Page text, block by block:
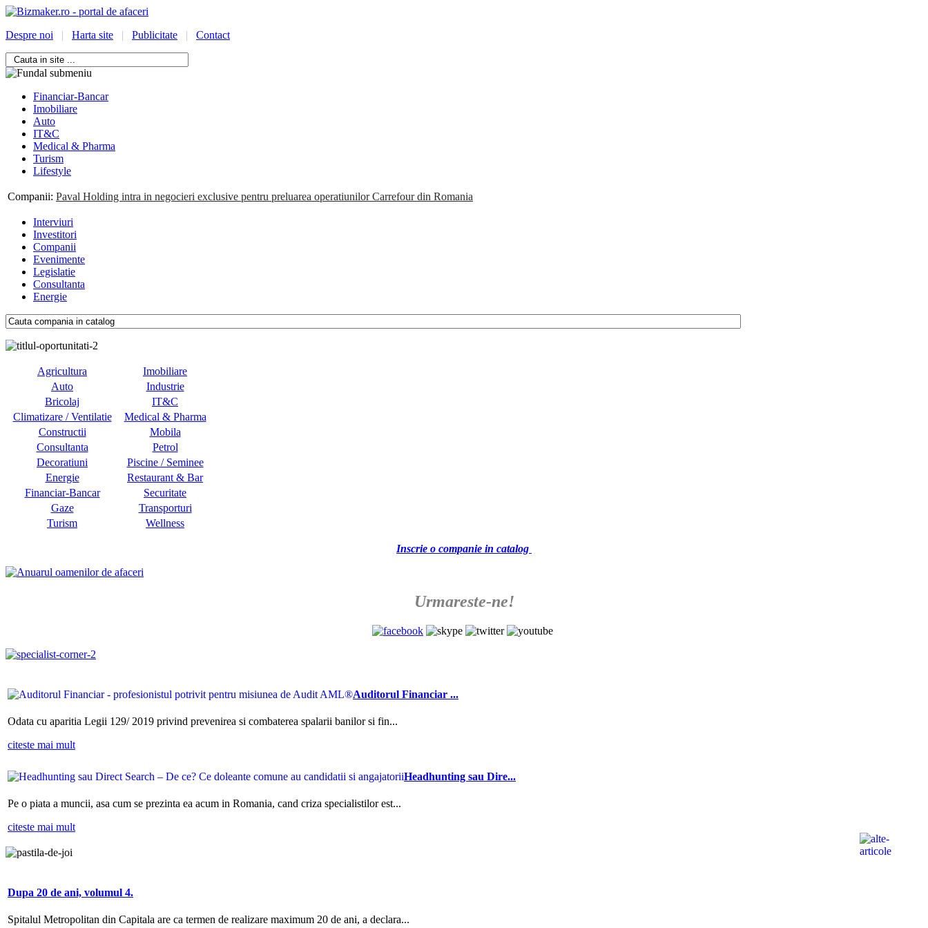
Despre noi | Harta site | Publicitate | Contact
Financiar-Bancar
Imobiliare
Auto
IT&C
Medical & Pharma
Turism
Lifestyle
Companii: Paval Holding intra in negocieri exclusive pentru preluarea operatiunilor Carrefour din Romania
Interviuri
Investitori
Companii
Evenimente
Legislatie
Consultanta
Energie
Agricultura
Imobiliare
Auto
Industrie
Bricolaj
IT&C
Climatizare / Ventilatie
Medical & Pharma
Constructii
Mobila
Consultanta
Petrol
Decoratiuni
Piscine / Seminee
Energie
Restaurant & Bar
Financiar-Bancar
Securitate
Gaze
Transporturi
Turism
Wellness
Inscrie o companie in catalog
oportunitati-
Urmareste-ne!
Auditorul Financiar ...
Odata cu aparitia Legii 129/ 2019 privind prevenirea si combaterea spalarii banilor si fin...
citeste mai mult
Headhunting sau Dire...
Pe o piata a muncii, asa cum se prezinta ea acum in Romania, cand criza specialistilor est...
citeste mai mult
Dupa 20 de ani, volumul 4.
Spitalul Metropolitan din Capitala are ca termen de realizare maximum 20 de ani, a declara...